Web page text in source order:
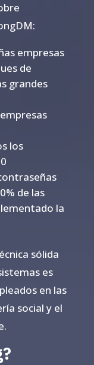
empresas
de
grandes
los
de las
la
sólida
es
en las
social y el